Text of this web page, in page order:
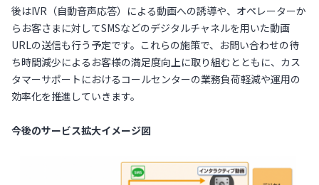
後はIVR（自動音声応答）による動画への誘導や、オペレーターか
らお客さまに対してSMSなどのデジタルチャネルを用いた動画
URLの送信も行う予定です。これらの施策で、お問い合わせの待
ち時間減少によるお客様の満足度向上に取り組むとともに、カス
タマーサポートにおけるコールセンターの業務負荷軽減や運用の
効率化を推進していきます。
今後のサービス拡大イメージ図